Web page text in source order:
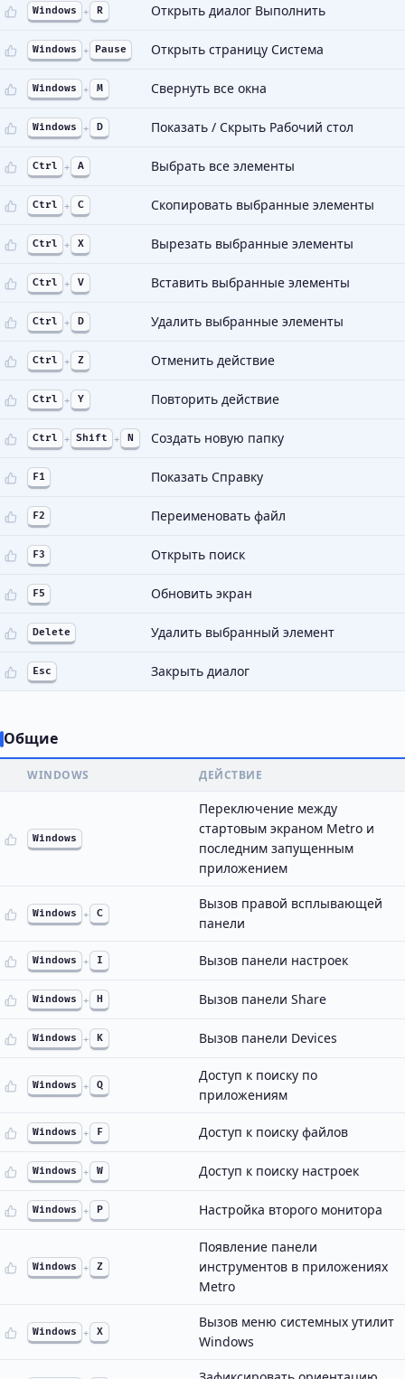
Windows + R Открыть диалог Выполнить
Windows + Pause Открыть страницу Система
Windows + M Свернуть все окна
Windows + D Показать / Скрыть Рабочий стол
Ctrl + A Выбрать все элементы
Ctrl + C Скопировать выбранные элементы
Ctrl + X Вырезать выбранные элементы
Ctrl + V Вставить выбранные элементы
Ctrl + D Удалить выбранные элементы
Ctrl + Z Отменить действие
Ctrl + Y Повторить действие
Ctrl + Shift + N Создать новую папку
F1 Показать Справку
F2 Переименовать файл
F3 Открыть поиск
F5 Обновить экран
Delete Удалить выбранный элемент
Esc Закрыть диалог
Общие
WINDOWS ДЕЙСТВИЕ
Windows
Переключение между
стартовым экраном Metro и
последним запущенным
приложением
Windows + C
Вызов правой всплывающей
панели
Windows + I Вызов панели настроек
Windows + H Вызов панели Share
Windows + K Вызов панели Devices
Windows + Q
Доступ к поиску по
приложениям
Windows + F Доступ к поиску файлов
Windows + W Доступ к поиску настроек
Windows + P Настройка второго монитора
Windows + Z
Появление панели
инструментов в приложениях
Metro
Windows + X
Вызов меню системных утилит
Windows